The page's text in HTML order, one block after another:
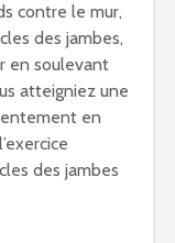
contre le mur,
des jambes,
en soulevant
atteigniez une
en
des jambes